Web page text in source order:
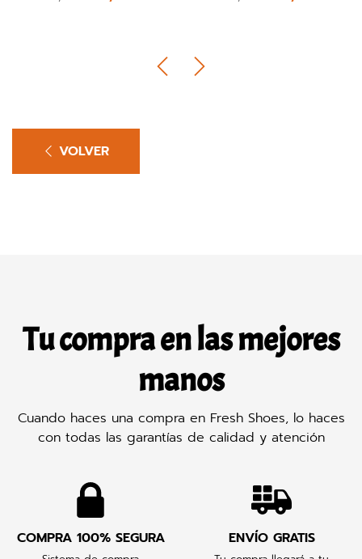
VOLVER
Tu compra en las mejores
manos
Cuando haces una compra en Fresh Shoes, lo haces
con todas las garantías de calidad y atención
COMPRA 100% SEGURA ENVÍO GRATIS